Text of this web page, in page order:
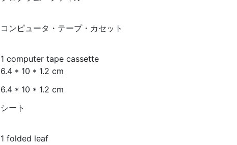
コンピュータ・テープ・カセット
1 computer tape cassette
6.4 * 10 * 1.2 cm
6.4 * 10 * 1.2 cm
シート
1 folded leaf